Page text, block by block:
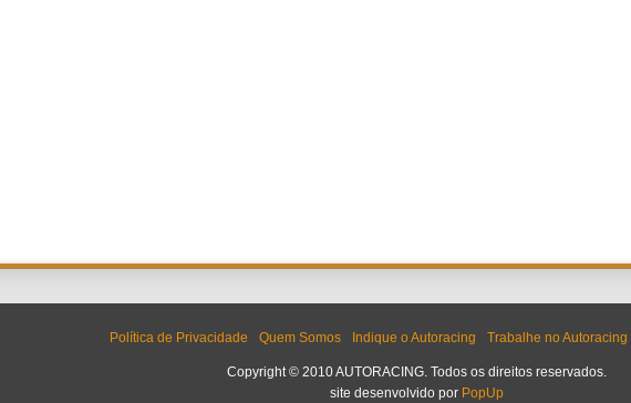
Política de Privacidade Quem Somos Indique o Autoracing Trabalhe no Autoracing
Copyright © 2010 AUTORACING. Todos os direitos reservados.
site desenvolvido por PopUp